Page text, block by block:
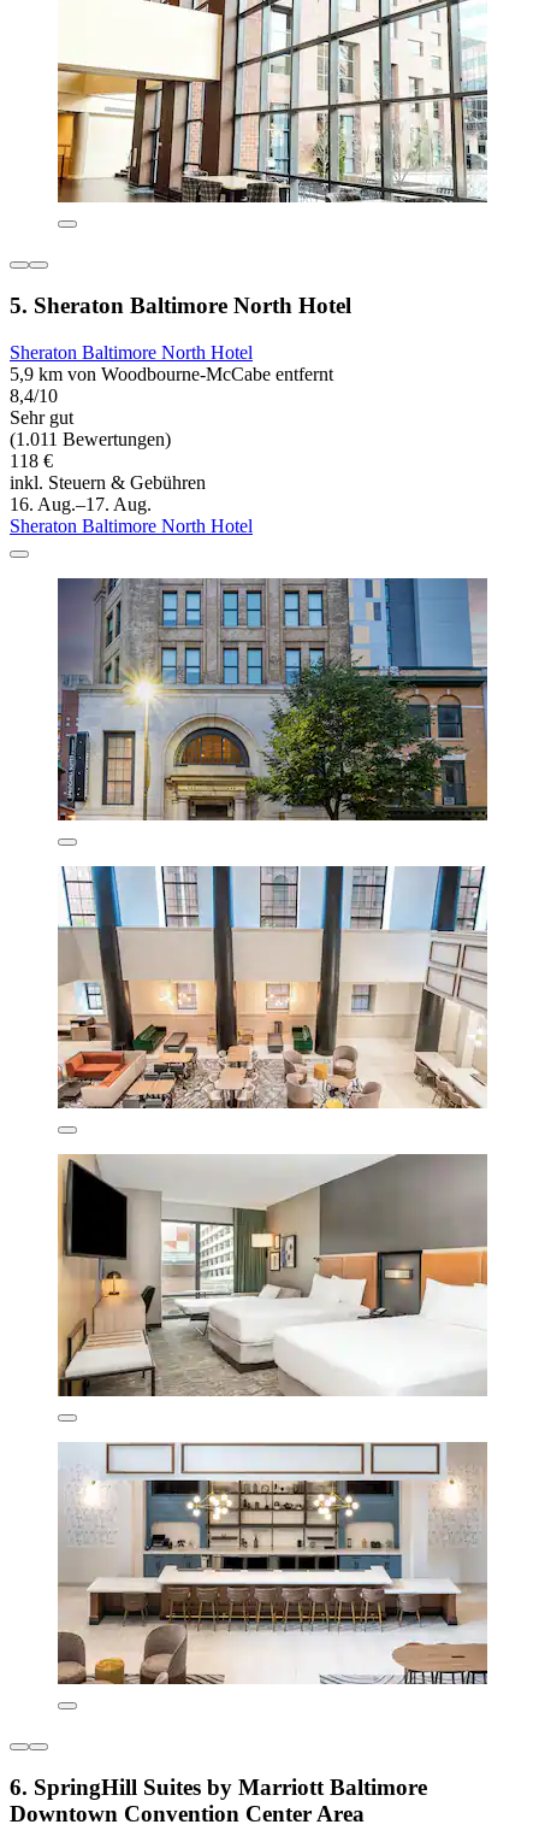
5. Sheraton Baltimore North Hotel
Sheraton Baltimore North Hotel
5,9 km von Woodbourne-McCabe entfernt
8,4/10
Sehr gut
(1.011 Bewertungen)
118 €
inkl. Steuern & Gebühren
16. Aug.–17. Aug.
Sheraton Baltimore North Hotel
6. SpringHill Suites by Marriott Baltimore
Downtown Convention Center Area